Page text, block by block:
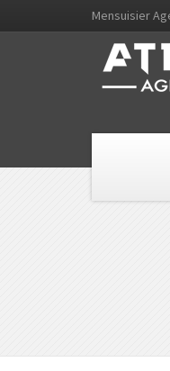
Mensuisier